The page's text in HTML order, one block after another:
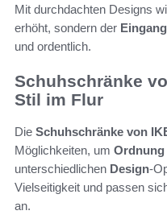
Mit durchdachten Designs
erhöht, sondern der
und ordentlich.
Schuhschränke
Stil im Flur
Die Schuhschränke von
Möglichkeiten, um Ordnung
unterschiedlichen Design-
Vielseitigkeit und passen
an.